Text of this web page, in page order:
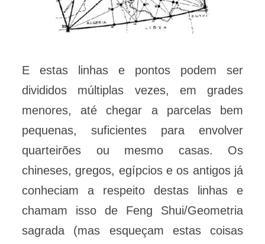
E estas linhas e pontos podem ser
divididos múltiplas vezes, em grades
menores, até chegar a parcelas bem
pequenas, suficientes para envolver
quarteirões ou mesmo casas. Os
chineses, gregos, egípcios e os antigos já
conheciam a respeito destas linhas e
chamam isso de Feng Shui/Geometria
sagrada (mas esqueçam estas coisas